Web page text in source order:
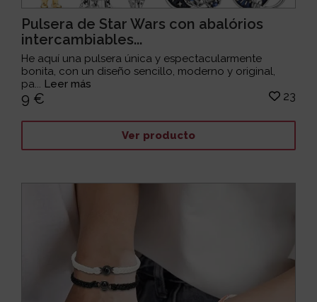
Pulsera de Star Wars con abalórios
intercambiables...
He aquí una pulsera única y espectacularmente
bonita, con un diseño sencillo, moderno y original,
pa... Leer más
9 € 23
Ver producto